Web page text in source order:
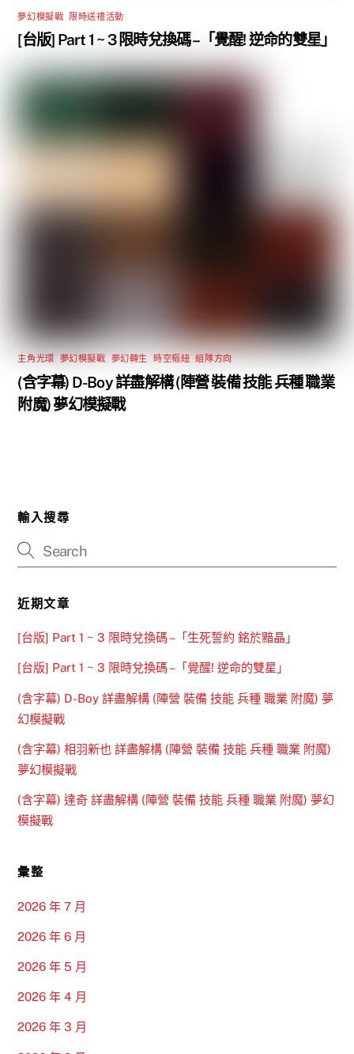
夢幻模擬戰 限時送禮活動
[台版] Part 1 ~ 3 限時兌換碼 –「覺醒! 逆命的雙星」
主角光環 夢幻模擬戰 夢幻轉生 時空樞紐 ,組隊方向
(含字幕) D-Boy 詳盡解構 (陣營 裝備 技能 兵種 職業
附魔) 夢幻模擬戰
輸入搜尋
近期文章
[台版] Part 1 ~ 3 限時兌換碼 –「生死誓約 銘於黯晶」
[台版] Part 1 ~ 3 限時兌換碼 –「覺醒! 逆命的雙星」
(含字幕) D-Boy 詳盡解構 (陣營 裝備 技能 兵種 職業 附魔) 夢
幻模擬戰
(含字幕) 相羽新也 詳盡解構 (陣營 裝備 技能 兵種 職業 附魔)
夢幻模擬戰
(含字幕) 達奇 詳盡解構 (陣營 裝備 技能 兵種 職業 附魔) 夢幻
模擬戰
彙整
2026 年 7 月
2026 年 6 月
2026 年 5 月
2026 年 4 月
2026 年 3 月